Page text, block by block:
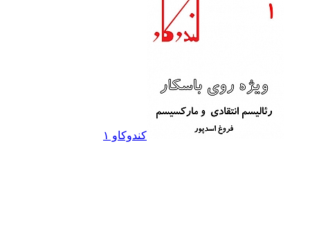
کندوکاو ۱